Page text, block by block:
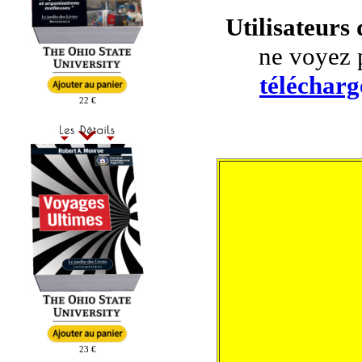
22 €
23 €
Utilisateurs
ne voyez